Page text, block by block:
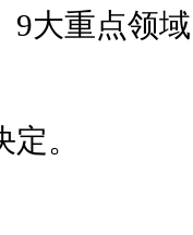
9大重点领
。